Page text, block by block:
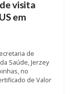
visita
em
de
Saúde, Jerzey
no
de Valor